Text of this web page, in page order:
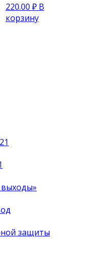
220.00 ₽ В
корзину
защиты